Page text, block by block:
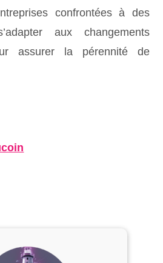
confrontées à des
aux changements
assurer la pérennité de